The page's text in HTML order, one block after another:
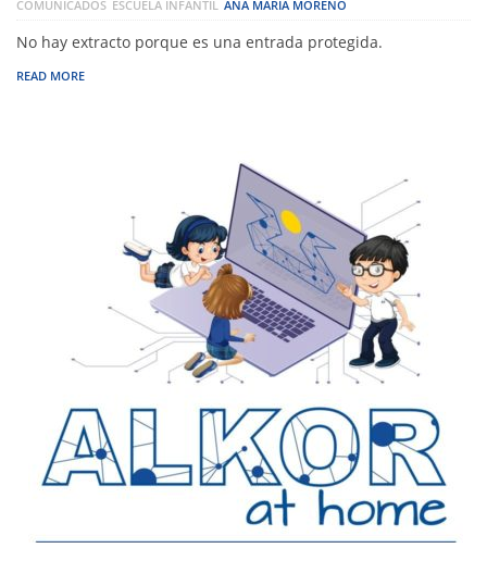
COMUNICADOS ESCUELA INFANTIL ANA MARÍA MORENO
No hay extracto porque es una entrada protegida.
READ MORE